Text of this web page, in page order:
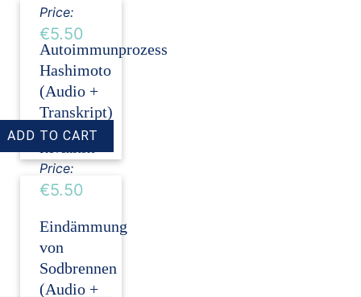
Price:
€5.50
Autoimmunprozess
Hashimoto
(Audio +
Transkript)
› Dirk
Price:
€5.50
Eindämmung
von
Sodbrennen
(Audio +